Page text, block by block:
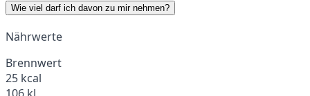
Wie viel darf ich davon zu mir nehmen?
Nährwerte
Brennwert
25 kcal